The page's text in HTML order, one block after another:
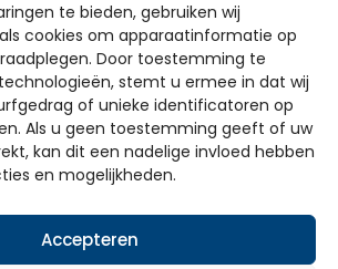
te bieden, gebruiken wij
cookies om apparaatinformatie op
Door toestemming te
stemt u ermee in dat wij
of unieke identificatoren op
Als u geen toestemming geeft of uw
kan dit een nadelige invloed hebben
en mogelijkheden.
Accepteren
mogelijkheden!
✓ Ruim 60 jaar ervaring ✓
van Gelderland
Vraag offerte aan